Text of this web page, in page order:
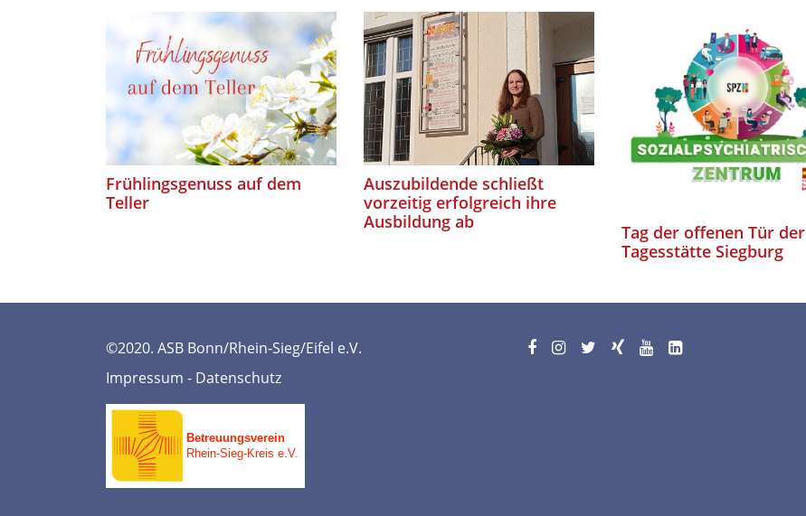
Frühlingsgenuss auf dem
Teller
Auszubildende schließt
vorzeitig erfolgreich ihre
Ausbildung ab
Tag der offenen Tür der
Tagesstätte Siegburg
©2020. ASB Bonn/Rhein-Sieg/Eifel e.V.
Impressum - Datenschutz